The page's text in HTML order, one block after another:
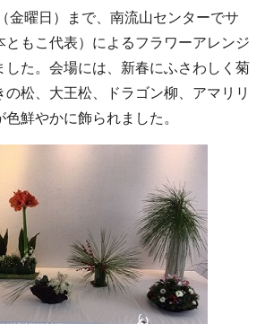
曜日）まで、南流山センターでサ
ともこ代表）によるフラワーアレンジ
した。会場には、新春にふさわしく菊
松、大王松、ドラゴン柳、アマリリ
鮮やかに飾られました。